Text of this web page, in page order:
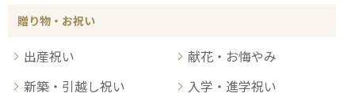
贈り物・お祝い
出産祝い
献花・お悔やみ
新築・引越し祝い
入学・進学祝い